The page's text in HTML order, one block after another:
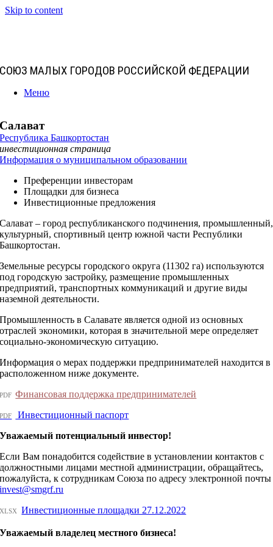
Skip to content
СОЮЗ МАЛЫХ ГОРОДОВ РОССИЙСКОЙ ФЕДЕРАЦИИ
Меню
Салават
Республика Башкортостан
инвестиционная страница
Информация о муниципальном образовании
Преференции инвесторам
Площадки для бизнеса
Инвестиционные предложения
Салават – город республиканского подчинения, промышленный,
культурный, спортивный центр южной части Республики
Башкортостан.
Земельные ресурсы городского округа (11302 га) используются
под городскую застройку, размещение промышленных
предприятий, транспортных коммуникаций и другие виды
наземной деятельности.
Промышленность в Салавате является одной из основных
отраслей экономики, которая в значительной мере определяет
социально-экономическую ситуацию.
Информация о мерах поддержки предпринимателей находится в
расположенном ниже документе.
PDF Финансовая поддержка предпринимателей
PDF
Инвестиционный паспорт
Уважаемый потенциальный инвестор!
Если Вам понадобится содействие в установлении контактов с
должностными лицами местной администрации, обращайтесь,
пожалуйста, к сотрудникам Союза по адресу электронной почты
invest@smgrf.ru
XLSX Инвестиционные площадки 27.12.2022
Уважаемый владелец местного бизнеса!